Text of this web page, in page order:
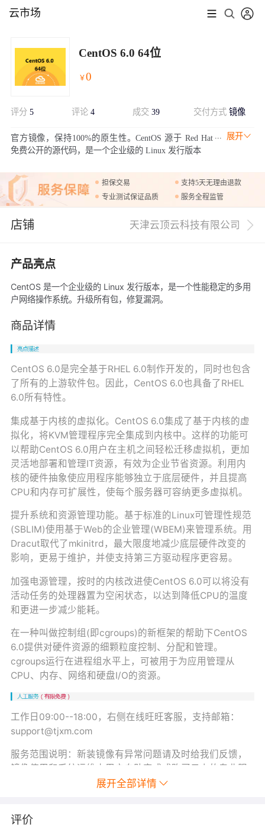
云市场
CentOS 6.0 64位
￥0
评分 5 评论 4 成交 39 交付方式镜像
展开
官方镜像，保持100%的原生性。CentOS 源于 Red Hat
免费公开的源代码，是一个企业级的 Linux 发行版本
担保交易
支持5天无理由退款
专业测试保证品质
服务全程监管
店铺 天津云顶云科技有限公司
产品亮点
CentOS 是一个企业级的 Linux 发行版本，是一个性能稳定的多用
户网络操作系统。升级所有包，修复漏洞。
商品详情
CentOS 6.0是完全基于RHEL 6.0制作开发的，同时也包含
了所有的上游软件包。因此，CentOS 6.0也具备了RHEL
6.0所有特性。
集成基于内核的虚拟化。CentOS 6.0集成了基于内核的虚
拟化，将KVM管理程序完全集成到内核中。这样的功能可
以帮助CentOS 6.0用户在主机之间轻松迁移虚拟机，更加
灵活地部署和管理IT资源，有效为企业节省资源。利用内
核的硬件抽象使应用程序能够独立于底层硬件，并且提高
CPU和内存可扩展性，使每个服务器可容纳更多虚拟机。
提升系统和资源管理功能。基于标准的Linux可管理性规范
(SBLIM)使用基于Web的企业管理(WBEM)来管理系统。用
Dracut取代了mkinitrd，最大限度地减少底层硬件改变的
影响，更易于维护，并使支持第三方驱动程序更容易。
加强电源管理，按时的内核改进使CentOS 6.0可以将没有
活动任务的处理器置为空闲状态，以达到降低CPU的温度
和更进一步减少能耗。
在一种叫做控制组(即cgroups)的新框架的帮助下CentOS
6.0提供对硬件资源的细颗粒度控制、分配和管理。
cgroups运行在进程组水平上，可被用于为应用管理从
CPU、内存、网络和硬盘I/O的资源。
工作日09:00--18:00，右侧在线旺旺客服，支持邮箱：
support@tjxm.com
服务范围说明：新装镜像有异常问题请及时给我们反馈，
镜像使用和系统运维由用户自助完成或购买云上的专业服
展开全部详情
评价